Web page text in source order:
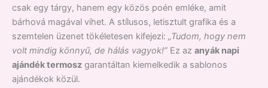
csak egy tárgy, hanem egy közös poén emléke, amit
bárhová magával vihet. A stílusos, letisztult grafika és a
szemtelen üzenet tökéletesen kifejezi: „Tudom, hogy nem
volt mindig könnyű, de hálás vagyok!” Ez az anyák napi
ajándék termosz garantáltan kiemelkedik a sablonos
ajándékok közül.